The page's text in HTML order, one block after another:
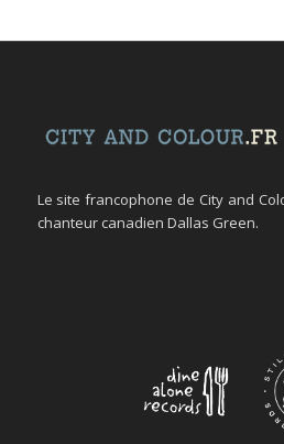
Le site francophone de City and
chanteur canadien Dallas Green.